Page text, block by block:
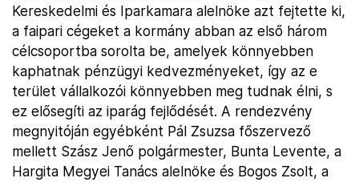
Kereskedelmi és Iparkamara alelnöke azt fejtette ki,
a faipari cégeket a kormány abban az első három
célcsoportba sorolta be, amelyek könnyebben
kaphatnak pénzügyi kedvezményeket, így az e
terület vállalkozói könnyebben meg tudnak élni, s
ez elősegíti az iparág fejlődését. A rendezvény
megnyitóján egyébként Pál Zsuzsa főszervező
mellett Szász Jenő polgármester, Bunta Levente, a
Hargita Megyei Tanács alelnöke és Bogos Zsolt, a